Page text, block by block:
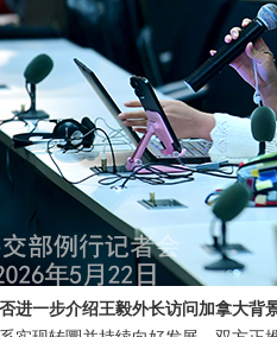
进一步介绍王毅外长访问加拿大背